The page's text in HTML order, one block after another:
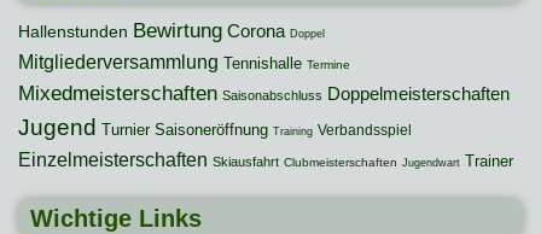
Hallenstunden Bewirtung Corona Doppel
Mitgliederversammlung Tennishalle Termine
Mixedmeisterschaften Saisonabschluss Doppelmeisterschaften
Jugend Turnier Saisoneröffnung Training Verbandsspiel
Einzelmeisterschaften Skiausfahrt Clubmeisterschaften Jugendwart Trainer
Wichtige Links